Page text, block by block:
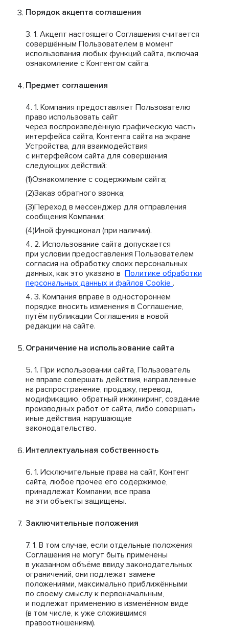
Порядок акцепта соглашения
Акцепт настоящего Соглашения считается
совершённым Пользователем в момент
использования любых функций сайта, включая
ознакомление с Контентом сайта.
Предмет соглашения
Компания предоставляет Пользователю
право использовать сайт
через воспроизведённую графическую часть
интерфейса сайта, Контента сайта на экране
Устройства, для взаимодействия
с интерфейсом сайта для совершения
следующих действий:
Ознакомление с содержимым сайта;
Заказ обратного звонка;
Переход в мессенджер для отправления
сообщения Компании;
Иной функционал (при наличии).
Использование сайта допускается
при условии предоставления Пользователем
согласия на обработку своих персональных
данных, как это указано в Политике обработки
персональных данных и файлов Cookie .
Компания вправе в одностороннем
порядке вносить изменения в Соглашение,
путём публикации Соглашения в новой
редакции на сайте.
Ограничение на использование сайта
При использовании сайта, Пользователь
не вправе совершать действия, направленные
на распространение, продажу, перевод,
модификацию, обратный инжиниринг, создание
производных работ от сайта, либо совершать
иные действия, нарушающие
законодательство.
Интеллектуальная собственность
Исключительные права на сайт, Контент
сайта, любое прочее его содержимое,
принадлежат Компании, все права
на эти объекты защищены.
Заключительные положения
В том случае, если отдельные положения
Соглашения не могут быть применены
в указанном объёме ввиду законодательных
ограничений, они подлежат замене
положениями, максимально приближёнными
по своему смыслу к первоначальным,
и подлежат применению в изменённом виде
(в том числе, к уже сложившимся
правоотношениям).